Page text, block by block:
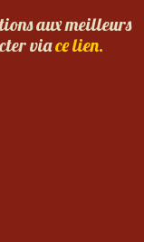
aux meilleurs
viace lien.